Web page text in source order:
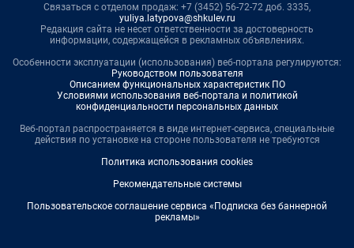
Связаться с отделом продаж: +7 (3452) 56-72-72 доб. 3335,
yuliya.latypova@shkulev.ru
Редакция сайта не несет ответственности за достоверность
информации, содержащейся в рекламных объявлениях.
Особенности эксплуатации (использования) веб-портала регулируются:
Руководством пользователя
Описанием функциональных характеристик ПО
Условиями использования веб-портала и политикой
конфиденциальности персональных данных
Веб-портал распространяется в виде интернет-сервиса, специальные
действия по установке на стороне пользователя не требуются
Политика использования cookies
Рекомендательные системы
Пользовательское соглашение сервиса «Подписка без баннерной
рекламы»